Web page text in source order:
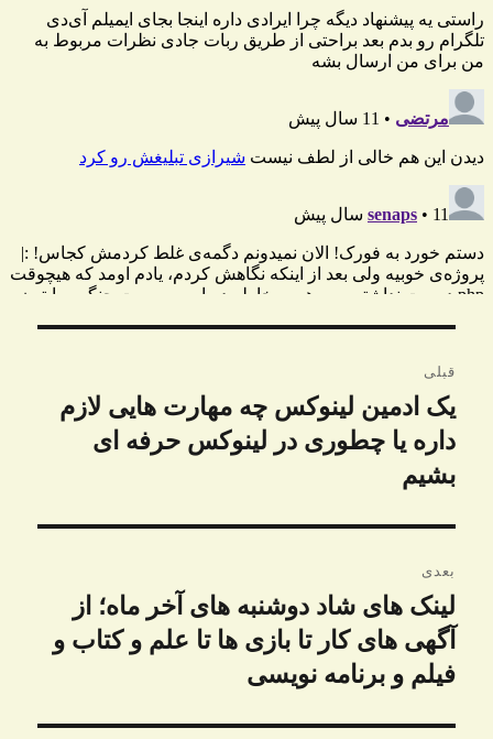
نوشته
قبلی
نوشته
قبلی:
یک ادمین لینوکس چه مهارت هایی لازم
داره یا چطوری در لینوکس حرفه ای
بشیم
بعدی
نوشته
بعدی:
لینک های شاد دوشنبه های آخر ماه؛ از
آگهی های کار تا بازی ها تا علم و کتاب و
فیلم و برنامه نویسی